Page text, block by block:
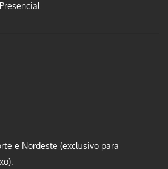
e Nordeste (exclusivo para